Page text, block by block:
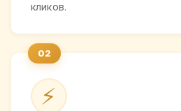
кликов.
⚡